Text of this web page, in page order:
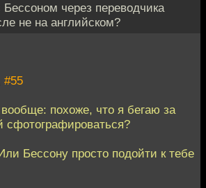
через переводчика
не на английском?
#55
похоже, что я бегаю за
сфотографироваться?
Бессону просто подойти к тебе